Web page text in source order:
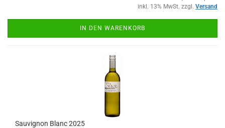
inkl. 13% MwSt. zzgl. Versand
IN DEN WARENKORB
Sauvignon Blanc 2025